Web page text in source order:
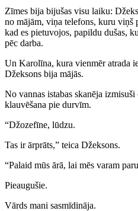
Zīmes bija bijušas visu laiku:
no mājām, viņa telefons, kuru viņš
kad es pietuvojos, papildu dušas,
pēc darba.
Un Karolīna, kura vienmēr atrada
Džeksons bija mājās.
No vannas istabas skanēja
klauvēšana pie durvīm.
“Džozefīne, lūdzu.
Tas ir ārprāts,” teica Džeksons.
“Palaid mūs ārā, lai mēs varam
Pieaugušie.
Vārds mani sasmīdināja.